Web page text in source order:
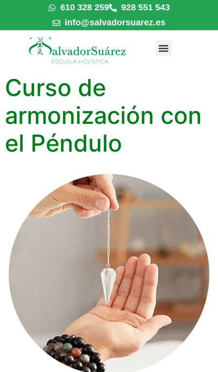
610 328 259
928 551 543
info@salvadorsuarez.es
Curso de
armonización con
el Péndulo